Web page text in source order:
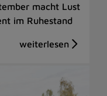
macht Lust
im Ruhestand